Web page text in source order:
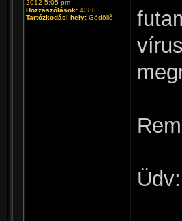
2012 5:05 pm
Hozzászólások: 4388
Tartózkodási hely: Gödöllő